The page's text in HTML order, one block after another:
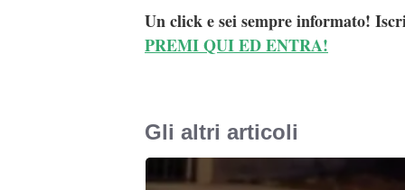
Un click e sei sempre informato!
PREMI QUI ED ENTRA!
Gli altri articoli